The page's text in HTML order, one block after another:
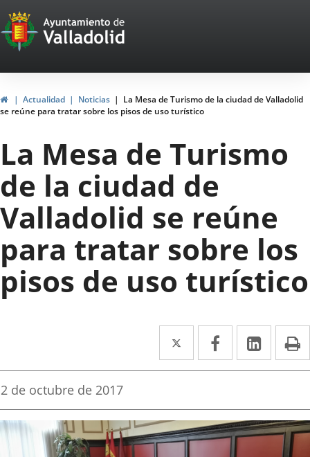
Portal
Web
del
Ayuntamiento
de
Valladolid
InicioActualidad Noticias
La Mesa de Turismo de la ciudad de Valladolid
se reúne para tratar sobre los pisos de uso turístico
La Mesa de Turismo
de la ciudad de
Valladolid se reúne
para tratar sobre los
pisos de uso turístico
Twitter
Enlace
a
aplicación
externa.
Facebook
Enlace
a
aplicación
externa.
Enlace
a
Fecha
la
noticia
2 de octubre de 2017